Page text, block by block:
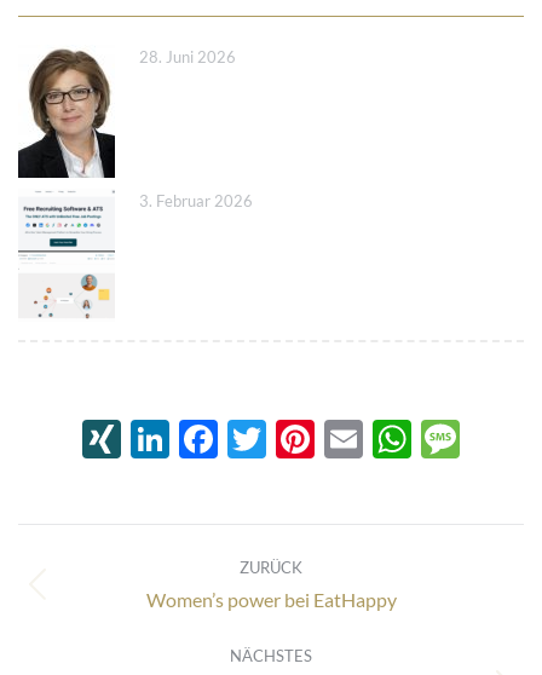
28. Juni 2026
3. Februar 2026
XINGLinkedIn
Facebook
Twitter
Pinterest
Email
ZURÜCK
Vorheriger
Women’s power bei EatHappy
NÄCHSTES